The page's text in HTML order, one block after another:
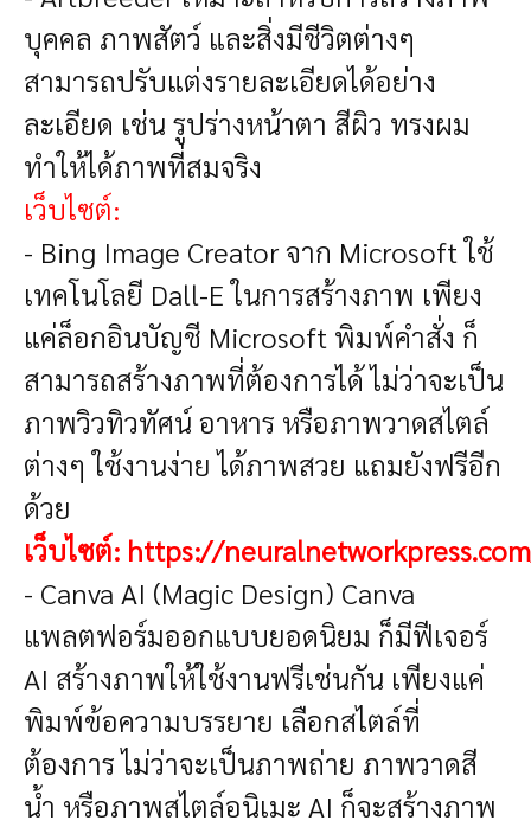
บุคคล ภาพสัตว์ และสิ่งมีชีวิตต่างๆ
สามารถปรับแต่งรายละเอียดได้อย่าง
ละเอียด เช่น รูปร่างหน้าตา สีผิว ทรงผม
ทำให้ได้ภาพที่สมจริง
เว็บไซต์:
- Bing Image Creatorจาก Microsoft ใช้
เทคโนโลยี Dall-E ในการสร้างภาพ เพียง
แค่ล็อกอินบัญชี Microsoft พิมพ์คำสั่ง ก็
สามารถสร้างภาพที่ต้องการได้ ไม่ว่าจะเป็น
ภาพวิวทิวทัศน์ อาหาร หรือภาพวาดสไตล์
ต่างๆ ใช้งานง่าย ได้ภาพสวย แถมยังฟรีอีก
ด้วย
เว็บไซต์: https://
- Canva AI (Magic Design) Canva
แพลตฟอร์มออกแบบยอดนิยม ก็มีฟีเจอร์
AI สร้างภาพให้ใช้งานฟรีเช่นกัน เพียงแค่
พิมพ์ข้อความบรรยาย เลือกสไตล์ที่
ต้องการ ไม่ว่าจะเป็นภาพถ่าย ภาพวาดสี
น้ำ หรือภาพสไตล์อนิเมะ AI ก็จะสร้างภาพ